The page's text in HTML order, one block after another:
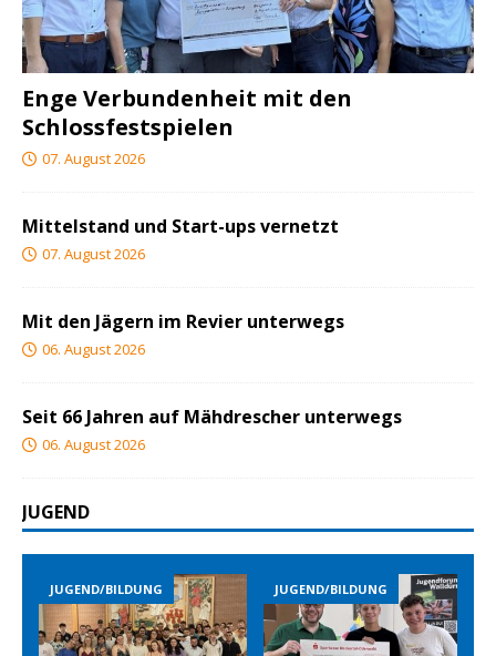
Enge Verbundenheit mit den
Schlossfestspielen
07. August 2026
Mittelstand und Start-ups vernetzt
07. August 2026
Mit den Jägern im Revier unterwegs
06. August 2026
Seit 66 Jahren auf Mähdrescher unterwegs
06. August 2026
JUGEND
JUGEND/BILDUNG JUGEND/BILDUNG